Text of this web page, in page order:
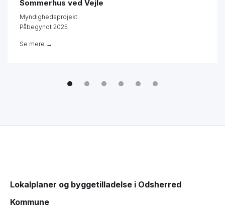
Sommerhus ved Vejle
Myndighedsprojekt
Påbegyndt 2025
Se mere →
Lokalplaner og byggetilladelse i Odsherred
Kommune